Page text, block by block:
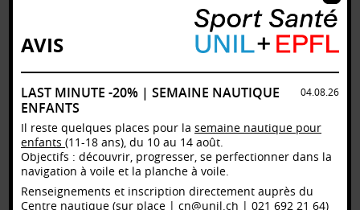
Basketball / Pratique libre à l'extérieur
Pole Sportive / Intersemestre payant (Intermédiaire)
SOS1-Dojo
13:00 – 14:00
Football / Football +35
Football Lausanne Sud
13:30 – 14:30
Stand up paddle (SUP) / Pratique libre
Centre nautique
AVIS
04.08.26
LAST MINUTE -20% | SEMAINE NAUTIQUE
ENFANTS
Il reste quelques places pour la semaine nautique pour
enfants (11-18 ans), du 10 au 14 août.
Objectifs : découvrir, progresser, se perfectionner dans la
navigation à voile et la planche à voile.
Renseignements et inscription directement auprès du
Centre nautique (sur place | cn@unil.ch | 021 692 21 64)